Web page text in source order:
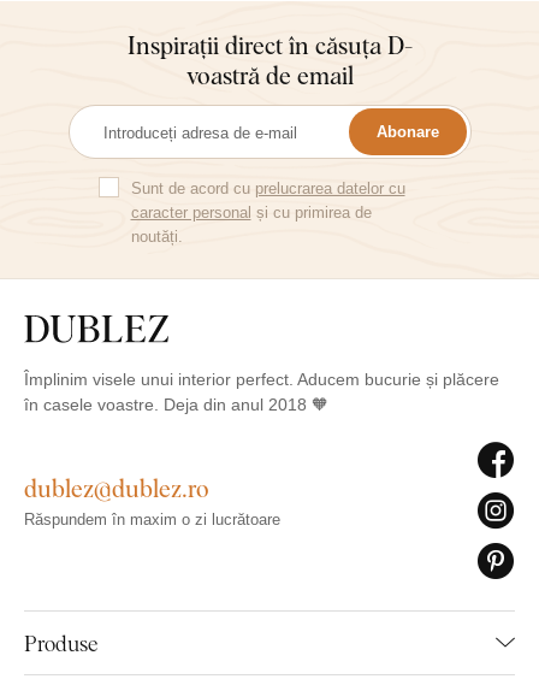
Inspirații direct în căsuța D-
voastră de email
Abonare
Sunt de acord cu prelucrarea datelor cu
caracter personal și cu primirea de
noutăți.
Împlinim visele unui interior perfect. Aducem bucurie și plăcere
în casele voastre. Deja din anul 2018 🧡
Produse
dublez@dublez.ro
Răspundem în maxim o zi lucrătoare